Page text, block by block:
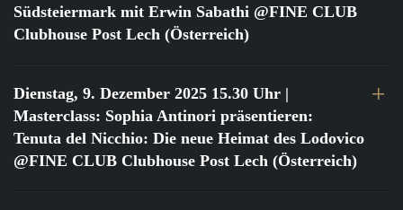
Südsteiermark mit Erwin Sabathi @FINE CLUB
Clubhouse Post Lech (Österreich)
Dienstag, 9. Dezember 2025 15.30 Uhr |
Masterclass: Sophia Antinori präsentieren:
Tenuta del Nicchio: Die neue Heimat des Lodovico
@FINE CLUB Clubhouse Post Lech (Österreich)